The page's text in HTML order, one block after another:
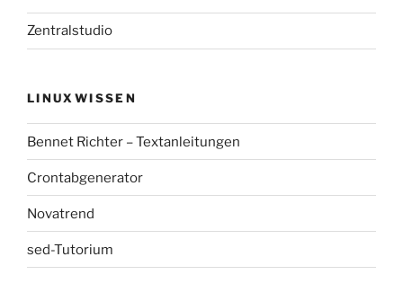
Zentralstudio
LINUXWISSEN
Bennet Richter – Textanleitungen
Crontabgenerator
Novatrend
sed-Tutorium